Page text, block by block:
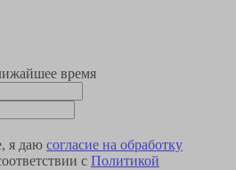
время
я даю согласие на обработку
с Политикой